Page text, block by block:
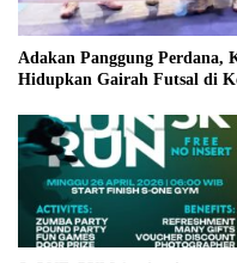
Adakan Panggung Perdana,
Hidupkan Gairah Futsal di